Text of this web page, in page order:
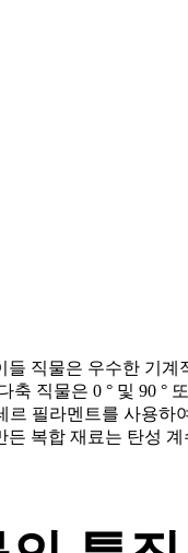
직물은 우수한 기계
직물은 0 ° 및 90 ° 또
필라멘트를 사용하
복합 재료는 탄성